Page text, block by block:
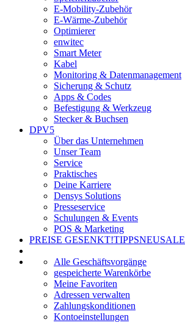
E-Mobility-Zubehör
E-Wärme-Zubehör
Optimierer
enwitec
Smart Meter
Kabel
Monitoring & Datenmanagement
Sicherung & Schutz
Apps & Codes
Befestigung & Werkzeug
Stecker & Buchsen
DPV5
Über das Unternehmen
Unser Team
Service
Praktisches
Deine Karriere
Densys Solutions
Presseservice
Schulungen & Events
POS & Marketing
PREISE GESENKT!TIPPSNEUSALE
Alle Geschäftsvorgänge
gespeicherte Warenkörbe
Meine Favoriten
Adressen verwalten
Zahlungskonditionen
Kontoeinstellungen